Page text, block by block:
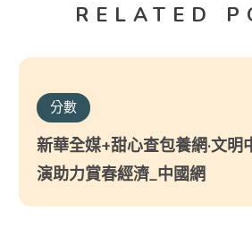
RELATED
分數
新華全媒+甜心查包養網·文明
演助力賞春經濟_中國網